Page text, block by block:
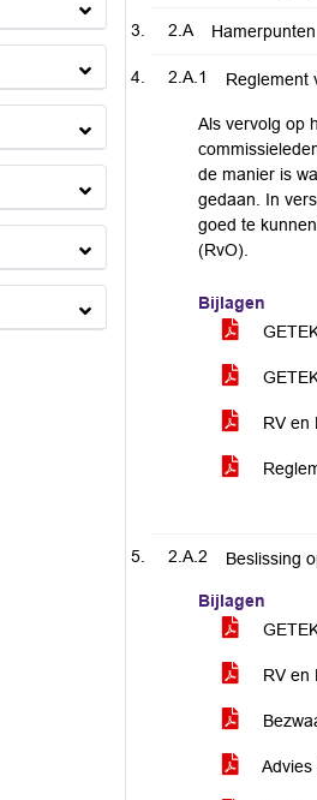
2.A Hamerpunten
2.A.1 Reglement
Als vervolg op
de manier is
gedaan. In
goed te
(RvO).
Bijlagen
RV en
2.A.2 Beslissing
Bijlagen
RV en